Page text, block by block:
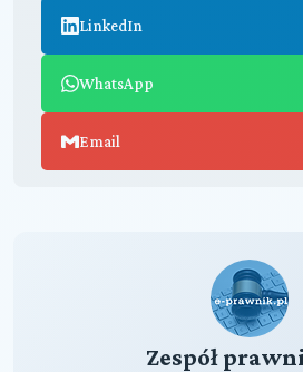
LinkedIn
WhatsApp
Email
Zespół